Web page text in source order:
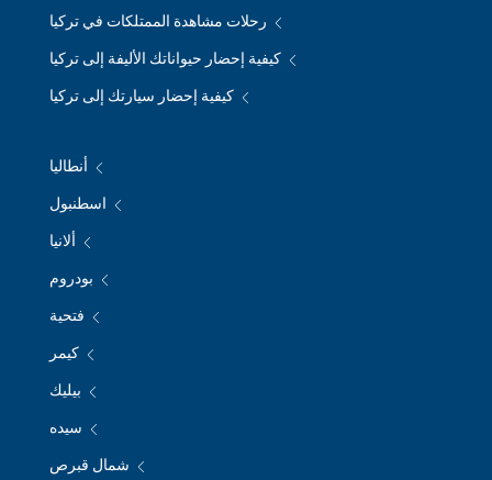
رحلات مشاهدة الممتلكات في تركيا
كيفية إحضار حيواناتك الأليفة إلى تركيا
كيفية إحضار سيارتك إلى تركيا
أنطاليا
اسطنبول
ألانيا
بودروم
فتحية
كيمر
بيليك
سيده
شمال قبرص